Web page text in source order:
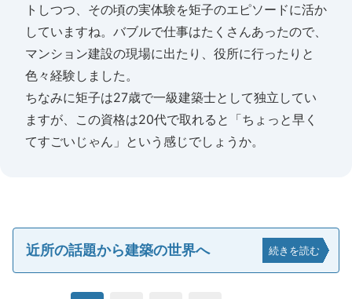
トしつつ、その頃の実体験を矩子のエピソードに活か
していますね。バブルで仕事はたくさんあったので、
マンション建設の現場に出たり、役所に行ったりと
色々経験しました。
ちなみに矩子は27歳で一級建築士として独立してい
ますが、この資格は20代で取れると「ちょっと早く
てすごいじゃん」という感じでしょうか。
近所の話題から建築の世界へ 続きを読む